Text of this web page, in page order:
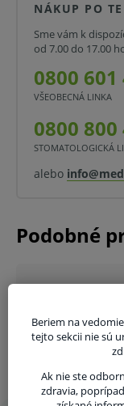
diskrétne
roliach, ktoré
Vlastnosti a
Vysoko
Vysoká
Odolné
Plne
T80 sila
Čiernej
Oblasti použitia:
NÁKUP PO
Sme vám k
od 7.00 do 17.00
0800 601
VŠEOBECNÁ LINKA
0800 800
STOMATOLOGICKÁ
alebo
Beriem na
tejto sekcii nie sú
Ak nie ste
zdravia,